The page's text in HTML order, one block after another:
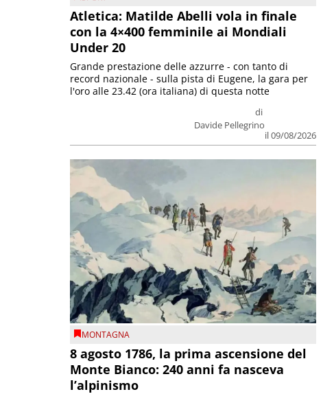
Atletica: Matilde Abelli vola in finale
con la 4×400 femminile ai Mondiali
Under 20
di
Davide Pellegrino
il 09/08/2026
Grande prestazione delle azzurre - con tanto di
record nazionale - sulla pista di Eugene, la gara per
l'oro alle 23.42 (ora italiana) di questa notte
MONTAGNA
8 agosto 1786, la prima ascensione del
Monte Bianco: 240 anni fa nasceva
l’alpinismo